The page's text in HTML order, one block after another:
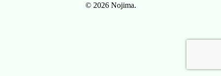
© 2026 Nojima.